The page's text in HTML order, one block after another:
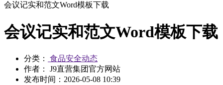
会议记实和范文Word模板下载
会议记实和范文Word模板下载
分类：
食品安全动态
作者： J9直营集团官方网站
发布时间： 2026-05-08 10:39